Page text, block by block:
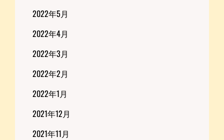
2022年5月
2022年4月
2022年3月
2022年2月
2022年1月
2021年12月
2021年11月